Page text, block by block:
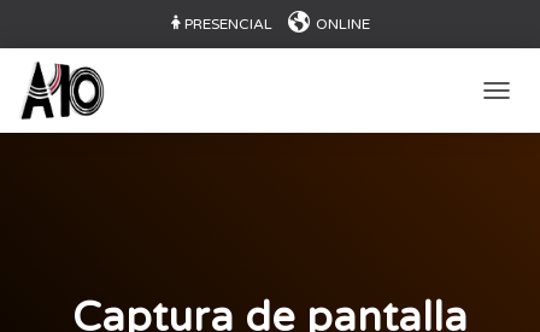
PRESENCIAL ONLINE
Captura de pantalla